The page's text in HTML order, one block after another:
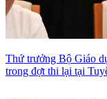
Thứ trưởng Bộ Giáo
trong đợt thi lại tại